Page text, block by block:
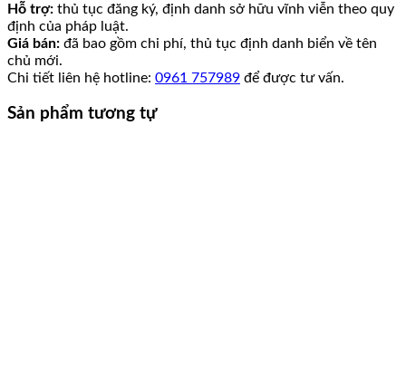
Hỗ trợ: thủ tục đăng ký, định danh sở hữu vĩnh viễn theo quy
định của pháp luật.
Giá bán: đã bao gồm chi phí, thủ tục định danh biển về tên
chủ mới.
Chi tiết liên hệ hotline: 0961 757989 để được tư vấn.
Sản phẩm tương tự